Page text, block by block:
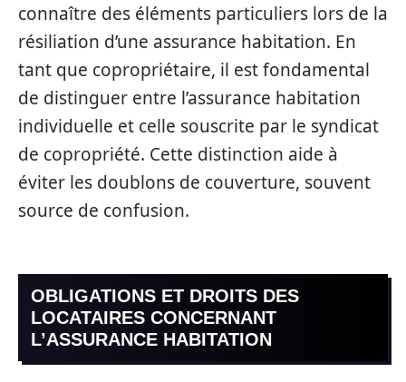
connaître des éléments particuliers lors de la
résiliation d’une assurance habitation. En
tant que copropriétaire, il est fondamental
de distinguer entre l’assurance habitation
individuelle et celle souscrite par le syndicat
de copropriété. Cette distinction aide à
éviter les doublons de couverture, souvent
source de confusion.
OBLIGATIONS ET DROITS DES
LOCATAIRES CONCERNANT
L’ASSURANCE HABITATION